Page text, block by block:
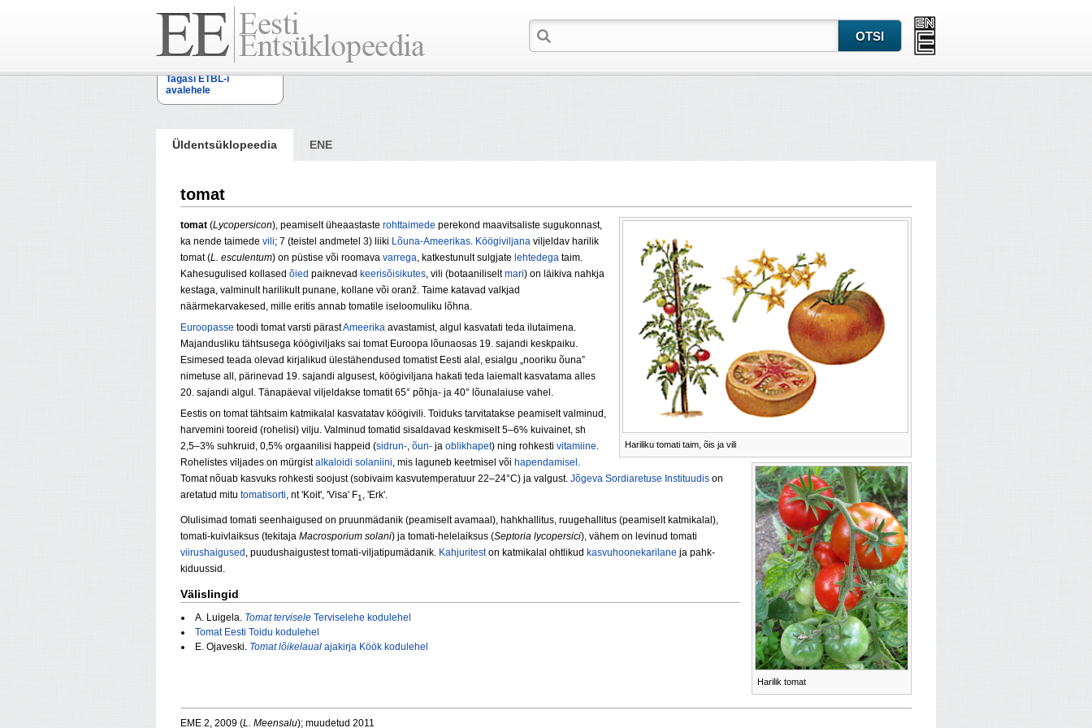
Tagasi ETBL-i
avalehele
Üldentsüklopeedia ENE
tomat
Hariliku tomati taim, õis ja vili
Harilik tomat
tomat (Lycopersicon), peamiselt üheaastaste rohttaimede perekond maavitsaliste sugukonnast,
ka nende taimede vili; 7 (teistel andmetel 3) liiki Lõuna-Ameerikas. Köögiviljana viljeldav harilik
tomat (L. esculentum) on püstise või roomava varrega, katkestunult sulgjate lehtedega taim.
Kahesugulised kollased õied paiknevad keerisõisikutes, vili (botaaniliseltmari) on läikiva nahkja
kestaga, valminult harilikult punane, kollane või oranž. Taime katavad valkjad
näärmekarvakesed, mille eritis annab tomatile iseloomuliku lõhna.
Euroopasse toodi tomat varsti pärastAmeerika avastamist, algul kasvatati teda ilutaimena.
Majandusliku tähtsusega köögi­viljaks sai tomat Euroopa lõunaosas 19. sajandi keskpaiku.
Esimesed teada olevad kirjalikud ülestähendused tomatist Eesti alal, esialgu „nooriku õuna”
nimetuse all, pärinevad 19. sajandi algusest, köögiviljana hakati teda laiemalt kasvatama alles
20. sajandi algul. Tänapäeval viljeldakse tomatit 65° põhja- ja 40° lõunalaiuse vahel.
Eestis on tomat tähtsaim katmikalal kasvatatav köögivili. Toiduks tarvitatakse peamiselt valminud,
harvemini tooreid (rohelisi) vilju. Valminud tomatid sisaldavad keskmiselt 5–6% kuivainet, sh
2,5–3% suhkruid, 0,5% orgaanilisi happeid (sidrun-, õun- ja oblikhapet) ning rohkesti vitamiine.
Rohelistes viljades on mürgistalkaloidi solaniini, mis laguneb keetmisel või hapendamisel .
Tomat nõuab kasvuks rohkesti soojust (sobivaim kasvutemperatuur 22–24°C) ja valgust. Jõgeva Sordiaretuse Instituudis on
aretatud mitu tomatisorti, nt 'Koit', 'Visa' F1, 'Erk'.
Olulisimad tomati seenhaigused on pruunmädanik (peamiselt avamaal), hahkhallitus, ruugehallitus (peamiselt katmik­alal),
tomati-kuivlaiksus (tekitaja Macrosporium solani) ja tomati-helelaiksus (Septoria lycopersici), vähem on levinud tomati
viirushaigused , puudushaigustest tomati-viljatipumädanik. Kahjuriteston katmikalal ohtlikud kasvuhoonekarilane ja pahk-
kiduussid.
Välislingid
A. Luigela. Tomat tervisele Terviselehe kodulehel
Tomat Eesti Toidu kodulehel
E. Ojaveski. Tomat lõikelaual ajakirja Köök kodulehel
EME 2, 2009 (L. Meensalu); muudetud 2011